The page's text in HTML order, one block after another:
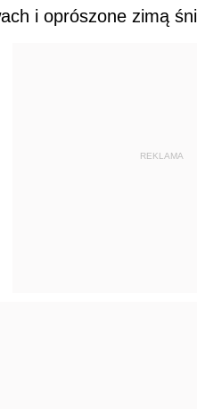
i oprószone zimą
REKLAMA